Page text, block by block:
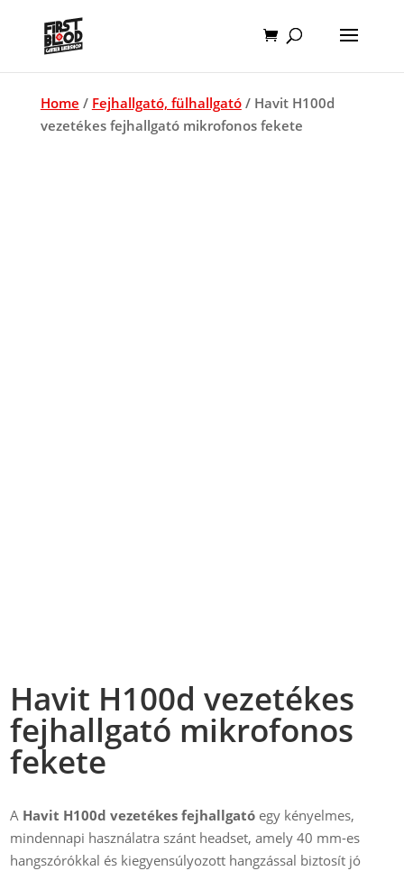
Home / Fejhallgató, fülhallgató/ Havit H100d
vezetékes fejhallgató mikrofonos fekete
Havit H100d vezetékes
fejhallgató mikrofonos
fekete
A Havit H100d vezetékes fejhallgató egy kényelmes,
mindennapi használatra szánt headset, amely 40 mm-es
hangszórókkal és kiegyensúlyozott hangzással biztosít jó